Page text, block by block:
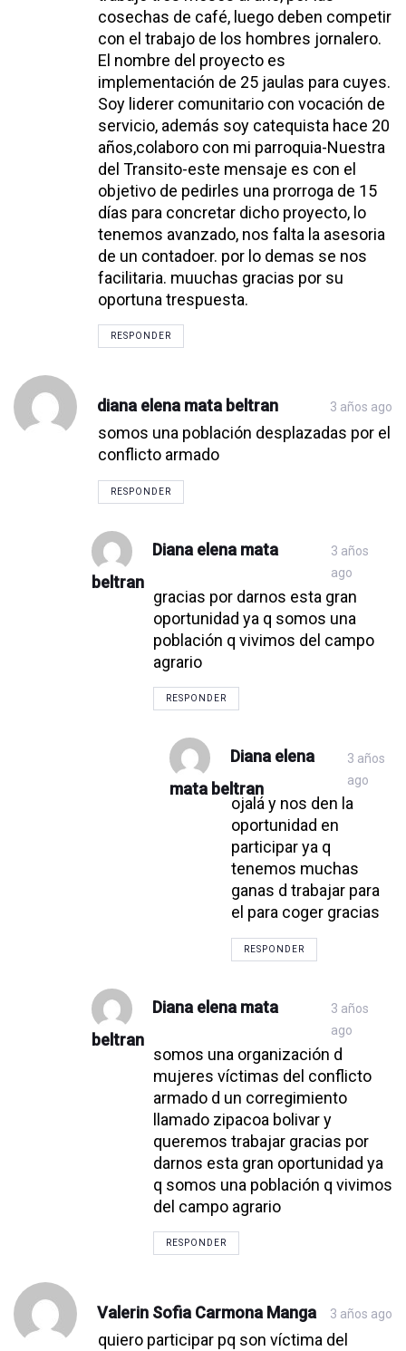
cosechas de café, luego deben competir
con el trabajo de los hombres jornalero.
El nombre del proyecto es
implementación de 25 jaulas para cuyes.
Soy liderer comunitario con vocación de
servicio, además soy catequista hace 20
años,colaboro con mi parroquia-Nuestra
del Transito-este mensaje es con el
objetivo de pedirles una prorroga de 15
días para concretar dicho proyecto, lo
tenemos avanzado, nos falta la asesoria
de un contadoer. por lo demas se nos
facilitaria. muuchas gracias por su
oportuna trespuesta.
RESPONDER
diana elena mata beltran 3 años ago
somos una población desplazadas por el
conflicto armado
RESPONDER
Diana elena mata
beltran
3 años
ago
gracias por darnos esta gran
oportunidad ya q somos una
población q vivimos del campo
agrario
RESPONDER
Diana elena
mata beltran
3 años
ago
ojalá y nos den la
oportunidad en
participar ya q
tenemos muchas
ganas d trabajar para
el para coger gracias
RESPONDER
Diana elena mata
beltran
3 años
ago
somos una organización d
mujeres víctimas del conflicto
armado d un corregimiento
llamado zipacoa bolivar y
queremos trabajar gracias por
darnos esta gran oportunidad ya
q somos una población q vivimos
del campo agrario
RESPONDER
Valerin Sofia Carmona Manga 3 años ago
quiero participar pq son víctima del